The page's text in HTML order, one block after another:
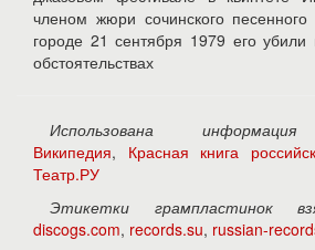
членом жюри сочинского
городе 21 сентября 1979 его
обстоятельствах
Использована
Википедия, Красная книга
Театр.РУ
Этикетки грампластинок
discogs.com, records.su, russian-